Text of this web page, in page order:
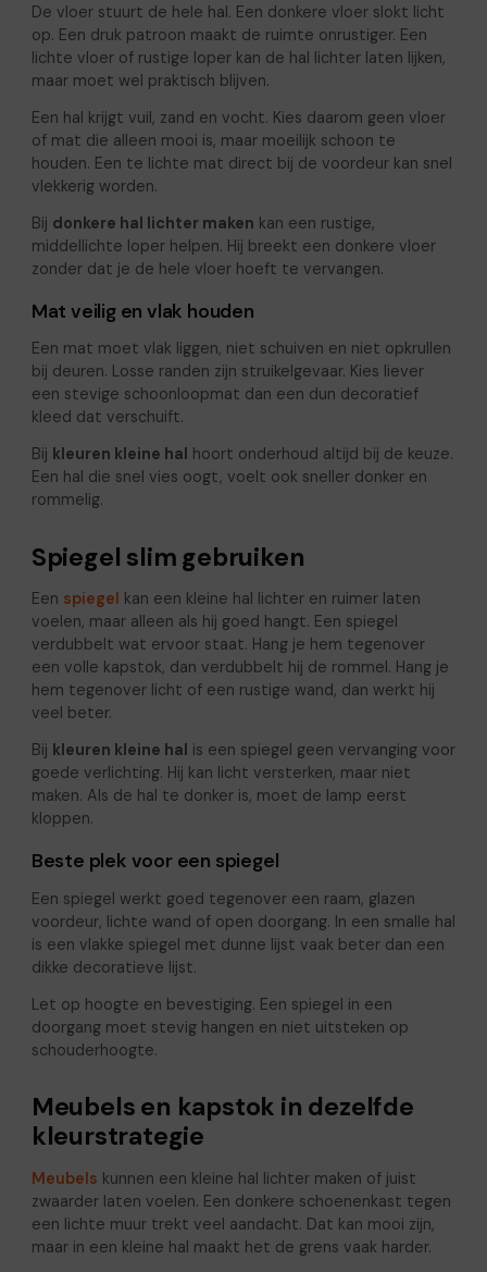
De vloer stuurt de hele hal. Een donkere vloer slokt licht
op. Een druk patroon maakt de ruimte onrustiger. Een
lichte vloer of rustige loper kan de hal lichter laten lijken,
maar moet wel praktisch blijven.
Een hal krijgt vuil, zand en vocht. Kies daarom geen vloer
of mat die alleen mooi is, maar moeilijk schoon te
houden. Een te lichte mat direct bij de voordeur kan snel
vlekkerig worden.
Bij donkere hal lichter maken kan een rustige,
middellichte loper helpen. Hij breekt een donkere vloer
zonder dat je de hele vloer hoeft te vervangen.
Mat veilig en vlak houden
Een mat moet vlak liggen, niet schuiven en niet opkrullen
bij deuren. Losse randen zijn struikelgevaar. Kies liever
een stevige schoonloopmat dan een dun decoratief
kleed dat verschuift.
Bij kleuren kleine hal hoort onderhoud altijd bij de keuze.
Een hal die snel vies oogt, voelt ook sneller donker en
rommelig.
Spiegel slim gebruiken
Een spiegel
kan een kleine hal lichter en ruimer laten
voelen, maar alleen als hij goed hangt. Een spiegel
verdubbelt wat ervoor staat. Hang je hem tegenover
een volle kapstok, dan verdubbelt hij de rommel. Hang je
hem tegenover licht of een rustige wand, dan werkt hij
veel beter.
Bij kleuren kleine hal is een spiegel geen vervanging voor
goede verlichting. Hij kan licht versterken, maar niet
maken. Als de hal te donker is, moet de lamp eerst
kloppen.
Beste plek voor een spiegel
Een spiegel werkt goed tegenover een raam, glazen
voordeur, lichte wand of open doorgang. In een smalle hal
is een vlakke spiegel met dunne lijst vaak beter dan een
dikke decoratieve lijst.
Let op hoogte en bevestiging. Een spiegel in een
doorgang moet stevig hangen en niet uitsteken op
schouderhoogte.
Meubels en kapstok in dezelfde
kleurstrategie
Meubels kunnen een kleine hal lichter maken of juist
zwaarder laten voelen. Een donkere schoenenkast tegen
een lichte muur trekt veel aandacht. Dat kan mooi zijn,
maar in een kleine hal maakt het de grens vaak harder.